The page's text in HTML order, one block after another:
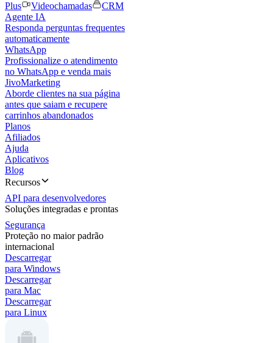
Plus
Videochamadas
CRM
Agente IA
Responda perguntas frequentes
automaticamente
WhatsApp
Profissionalize o atendimento
no WhatsApp e venda mais
JivoMarketing
Aborde clientes na sua página
antes que saiam e recupere
carrinhos abandonados
Planos
Afiliados
Ajuda
Aplicativos
Blog
Recursos
API para desenvolvedores
Soluções integradas e prontas
Segurança
Proteção no maior padrão
internacional
Descarregar
para Windows
Descarregar
para Mac
Descarregar
para Linux